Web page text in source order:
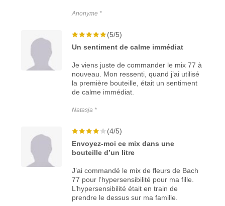
Anonyme *
(5/5)
Un sentiment de calme immédiat
Je viens juste de commander le mix 77 à
nouveau. Mon ressenti, quand j’ai utilisé
la première bouteille, était un sentiment
de calme immédiat.
Natasja *
(4/5)
Envoyez-moi ce mix dans une
bouteille d’un litre
J’ai commandé le mix de fleurs de Bach
77 pour l’hypersensibilité pour ma fille.
L’hypersensibilité était en train de
prendre le dessus sur ma famille.